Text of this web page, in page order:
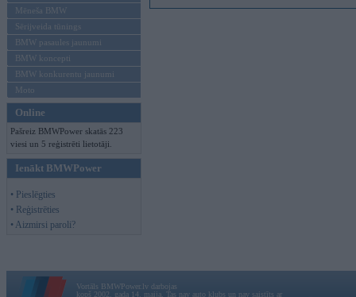
Mēneša BMW
Sērijveida tūnings
BMW pasaules jaunumi
BMW koncepti
BMW konkurentu jaunumi
Moto
Online
Pašreiz BMWPower skatās 223
viesi un 5 reģistrēti lietotāji.
Ienākt BMWPower
• Pieslēgties
• Reģistrēties
• Aizmirsi paroli?
Vortāls BMWPower.lv darbojas
kopš 2002. gada 14. maija. Tas nav auto klubs un nav saistīts ar